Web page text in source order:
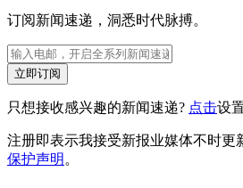
订阅新闻速递，洞悉时代脉搏。
立即订阅
只想接收感兴趣的新闻速递? 点击设
注册即表示我接受新报业媒体不时更
保护声明。